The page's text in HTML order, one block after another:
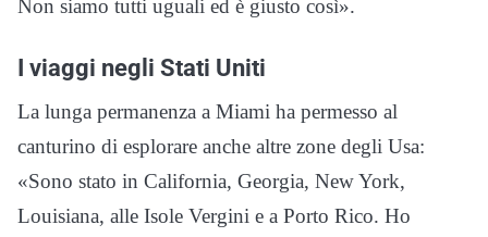
Non siamo tutti uguali ed è giusto così».
I viaggi negli Stati Uniti
La lunga permanenza a Miami ha permesso al
canturino di esplorare anche altre zone degli Usa:
«Sono stato in California, Georgia, New York,
Louisiana, alle Isole Vergini e a Porto Rico. Ho